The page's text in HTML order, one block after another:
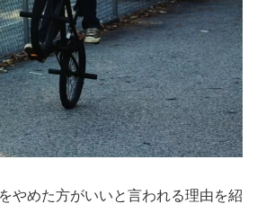
やめた方がいいと言われる理由を紹